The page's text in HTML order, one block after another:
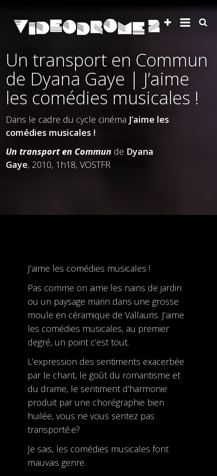
Un transport en Commun
de Dyana Gaye | J’aime
les comédies musicales !
Dans le cadre du cycle cinéma J’aime les
comédies musicales !
Un transport en Commun de Dyana
Gaye, 2010, 1h18, VOSTFR
J’aime les comédies musicales !
Pas comme on aime les nains de jardin
ou un paysage marin dans une grosse
moule en céramique de Vallauris. J’aime
les comédies musicales, au premier
degré, un point c’est tout.
L’expression des sentiments exacerbée
par le chant, le goût du romantisme et
du drame, le sentiment d’harmonie
produit par une chorégraphie bien
huilée, vous ne vous sentez pas
transporté.e?
Je sais, les comédies musicales font
mauvais genre.